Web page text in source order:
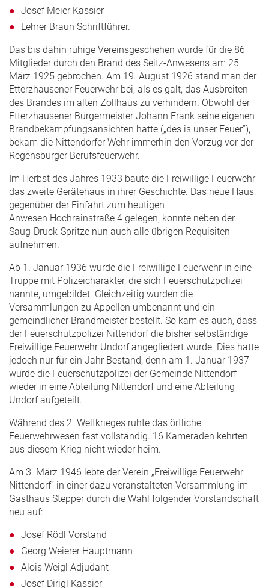
Josef Meier Kassier
Lehrer Braun Schriftführer.
Das bis dahin ruhige Vereinsgeschehen wurde für die 86
Mitglieder durch den Brand des Seitz-Anwesens am 25.
März 1925 gebrochen. Am 19. August 1926 stand man der
Etterzhausener Feuerwehr bei, als es galt, das Ausbreiten
des Brandes im alten Zollhaus zu verhindern. Obwohl der
Etterzhausener Bürgermeister Johann Frank seine eigenen
Brandbekämpfungsansichten hatte („des is unser Feuer”),
bekam die Nittendorfer Wehr immerhin den Vorzug vor der
Regensburger Berufsfeuerwehr.
Im Herbst des Jahres 1933 baute die Freiwillige Feuerwehr
das zweite Gerätehaus in ihrer Geschichte. Das neue Haus,
gegenüber der Einfahrt zum heutigen
Anwesen Hochrainstraße 4 gelegen, konnte neben der
Saug-Druck-Spritze nun auch alle übrigen Requisiten
aufnehmen.
Ab 1. Januar 1936 wurde die Freiwillige Feuerwehr in eine
Truppe mit Polizeicharakter, die sich Feuerschutzpolizei
nannte, umgebildet. Gleichzeitig wurden die
Versammlungen zu Appellen umbenannt und ein
gemeindlicher Brandmeister bestellt. So kam es auch, dass
der Feuerschutzpolizei Nittendorf die bisher selbständige
Freiwillige Feuerwehr Undorf angegliedert wurde. Dies hatte
jedoch nur für ein Jahr Bestand, denn am 1. Januar 1937
wurde die Feuerschutzpolizei der Gemeinde Nittendorf
wieder in eine Abteilung Nittendorf und eine Abteilung
Undorf aufgeteilt.
Während des 2. Weltkrieges ruhte das örtliche
Feuerwehrwesen fast vollständig. 16 Kameraden kehrten
aus diesem Krieg nicht wieder heim.
Am 3. März 1946 lebte der Verein „Freiwillige Feuerwehr
Nittendorf” in einer dazu veranstalteten Versammlung im
Gasthaus Stepper durch die Wahl folgender Vorstandschaft
neu auf:
Josef Rödl Vorstand
Georg Weierer Hauptmann
Alois Weigl Adjudant
Josef Dirigl Kassier